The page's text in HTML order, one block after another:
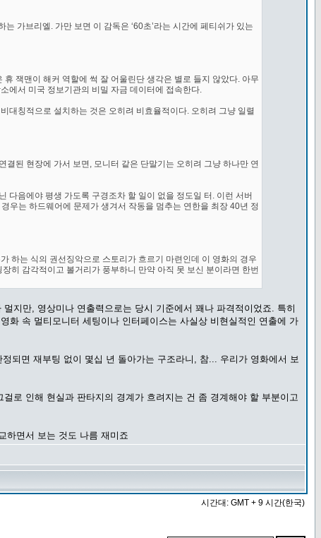
가브리엘. 가만 보면 이 감독은 ‘60초’라는 시간에 페티쉬가 있는
잭맨이 해커 역할에 썩 잘 어울린단 생각은 별로 들지 않았다. 아무
에서 미국 정보기관의 비밀 자금 데이터에 접속한다.
대칭적으로 설치하는 것은 오히려 비효율적이다. 오히려 그냥 일렬
된 현장에 가서 보면, 모니터 같은 단말기는 오히려 그냥 하나만 연
다음에야 평생 가도록 구경조차 할 일이 없을 정도일 터. 이런 서버
우는 하드웨어에 문제가 생겨서 작동을 멈추는 연한을 최장 40년 정
하는 식의 권선징악으로 스토리가 흐르기 마련인데 이 영화의 경우
히 감각적이고 볼거리가 풍부하니 만약 아직 못 보신 분이라면 한번
지만, 영상미나 연출력으로는 당시 기준에서 꽤나 파격적이었죠. 특히
화 속 멀티모니터 세팅이나 인터페이스는 사실상 비현실적인 연출에 가
되면 재부팅 없이 몇십 년 돌아가는 구조라니, 참... 우리가 영화에서 보
로 인해 현실과 판타지의 경계가 흐려지는 건 좀 경계해야 할 부분이고
하면서 보는 것도 나름 재미죠
시간대: GMT + 9 시간(한국)